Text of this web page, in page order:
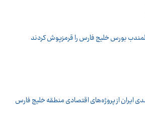
بورس خلیج فارس را قرمزپوش کردند